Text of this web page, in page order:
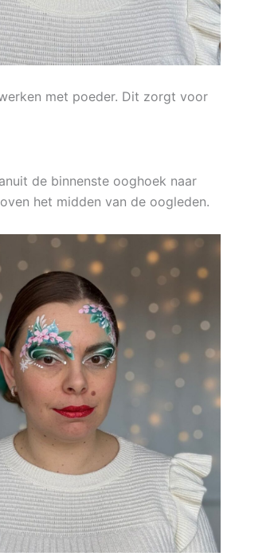
met poeder. Dit zorgt voor
de binnenste ooghoek naar
het midden van de oogleden.